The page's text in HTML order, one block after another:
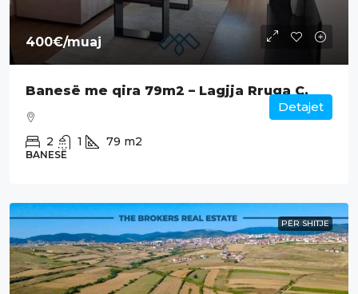
400€/muaj
Banesë me qira 79m2 – Lagjja Rruga C.
2 1 79 m2
BANESË
Detajet
PËR SHITJE